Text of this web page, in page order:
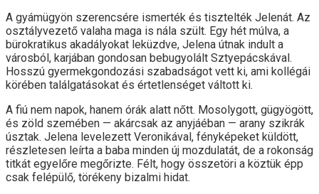
A gyámügyön szerencsére ismerték és tisztelték Jelenát. Az
osztályvezető valaha maga is nála szült. Egy hét múlva, a
bürokratikus akadályokat leküzdve, Jelena útnak indult a
városból, karjában gondosan bebugyolált Sztyepácskával.
Hosszú gyermekgondozási szabadságot vett ki, ami kollégái
körében találgatásokat és értetlenséget váltott ki.
A fiú nem napok, hanem órák alatt nőtt. Mosolygott, gügyögött,
és zöld szemében — akárcsak az anyjáéban — arany szikrák
úsztak. Jelena levelezett Veronikával, fényképeket küldött,
részletesen leírta a baba minden új mozdulatát, de a rokonság
titkát egyelőre megőrizte. Félt, hogy összetöri a köztük épp
csak felépülő, törékeny bizalmi hidat.